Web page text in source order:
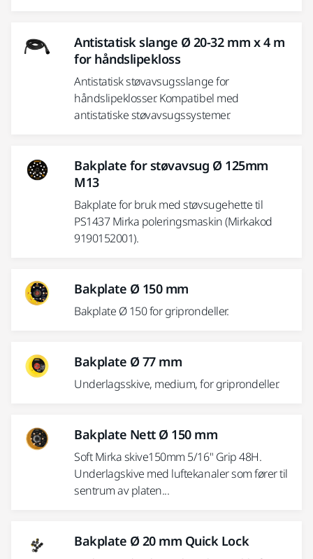
Antistatisk slange Ø 20-32 mm x 4 m
for håndslipekloss
Antistatisk støvavsugsslange for
håndslipeklosser. Kompatibel med
antistatiske støvavsugssystemer.
Bakplate for støvavsug Ø 125mm
M13
Bakplate for bruk med støvsugehette til
PS1437 Mirka poleringsmaskin (Mirkakod
9190152001).
Bakplate Ø 150 mm
Bakplate Ø 150 for griprondeller.
Bakplate Ø 77 mm
Underlagsskive, medium, for griprondeller.
Bakplate Nett Ø 150 mm
Soft Mirka skive150mm 5/16" Grip 48H.
Underlagskive med luftekanaler som fører til
sentrum av platen...
Bakplate Ø 20 mm Quick Lock